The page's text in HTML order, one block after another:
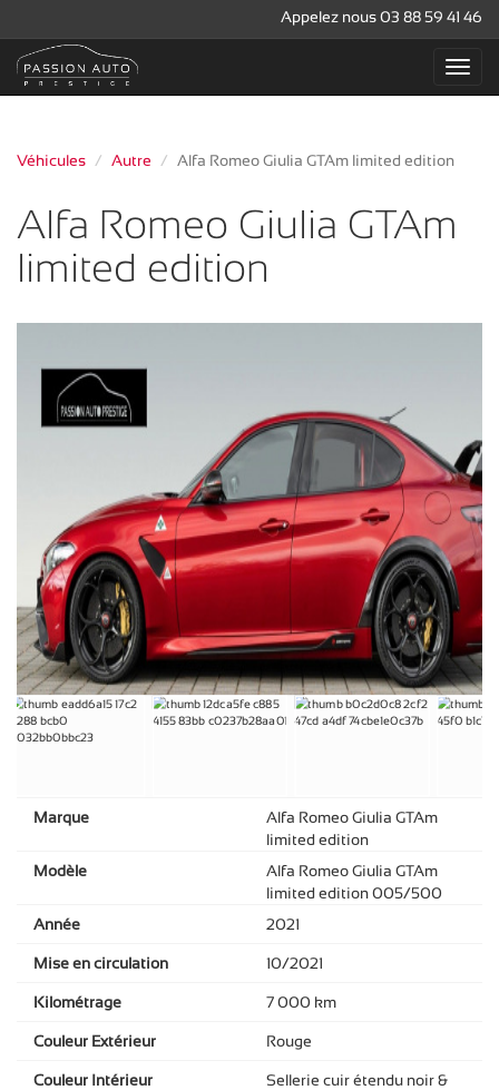
Appelez nous 03 88 59 41 46
Véhicules Autre Alfa Romeo Giulia GTAm limited edition
Alfa Romeo Giulia GTAm
limited edition
Marque
Alfa Romeo Giulia GTAm
limited edition
Modèle
Alfa Romeo Giulia GTAm
limited edition 005/500
Année
2021
Mise en circulation 10/2021
Kilométrage 7 000 km
Couleur Extérieur Rouge
Couleur Intérieur
Sellerie cuir étendu noir &